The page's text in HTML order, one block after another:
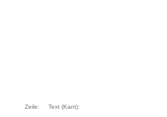
Zeile: Text (Kant):